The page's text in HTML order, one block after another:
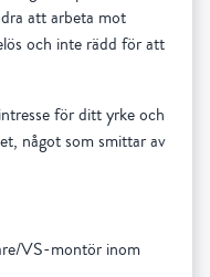
att arbeta mot
och inte rädd för att
för ditt yrke och
något som smittar av
VS-montör inom